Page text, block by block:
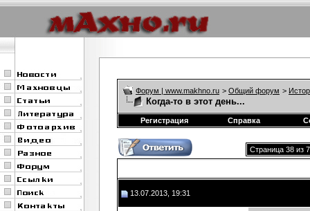
Форум | www.makhno.ru > Общий форум >
Когда-то в этот день...
Регистрация Справка
Страница 38 из
13.07.2013, 19:31